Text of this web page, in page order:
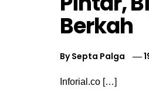
Berkah
BySepta Palga
Inforial.co […]